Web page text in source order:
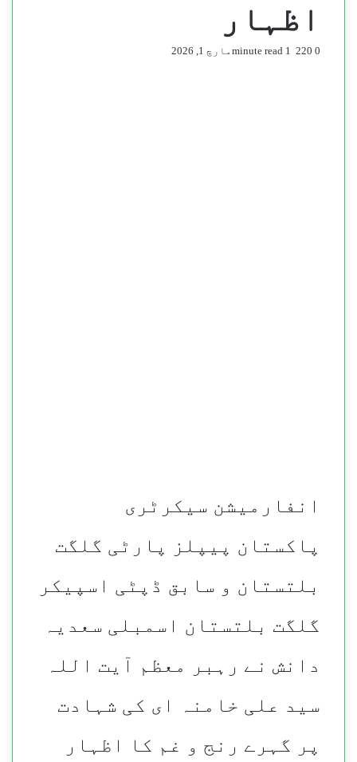
اظہار
مارچ 1, 2026 0
انفارمیشن سیکرٹری
پاکستان پیپلز پارٹی گلگت
بلتستان و سابق ڈپٹی اسپیکر
گلگت بلتستان اسمبلی سعدیہ
دانش نے رہبر معظم آیت اللہ
سید علی خامنہ ای کی شہادت
پر گہرے رنج و غم کا اظہار